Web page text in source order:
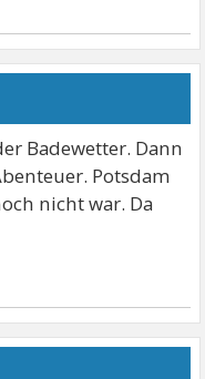
Badewetter. Dann
Potsdam
nicht war. Da